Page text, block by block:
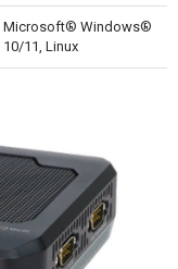
Microsoft® Windows®
10/11, Linux